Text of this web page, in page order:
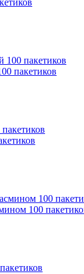
пакетиков
100